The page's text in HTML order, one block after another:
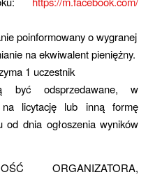
poinformowany o wygranej
na ekwiwalent pieniężny.
1 uczestnik
być odsprzedawane, w
na licytację lub inną formę
dnia ogłoszenia wyników
ORGANIZATORA,